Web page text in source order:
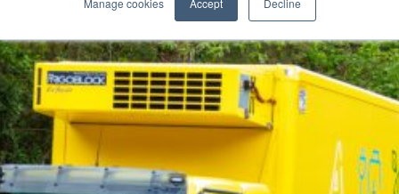
Manage cookies Accept Decline